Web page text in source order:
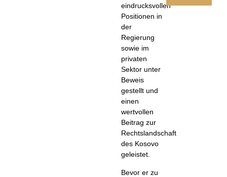
eindrucksvollen
Positionen in
der
Regierung
sowie im
privaten
Sektor unter
Beweis
gestellt und
einen
wertvollen
Beitrag zur
Rechtslandschaft
des Kosovo
geleistet.
Bevor er zu